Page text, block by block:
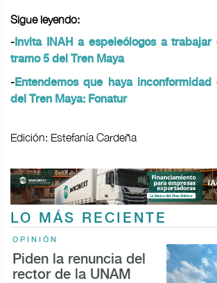
Sigue leyendo:
- Invita INAH a espeleólogos a
tramo 5 del Tren Maya
-Entendemos que haya
del Tren Maya: Fonatur
Edición: Estefanía Cardeña
LO MÁS RECIENTE
OPINIÓN
Piden la renuncia del
rector de la UNAM